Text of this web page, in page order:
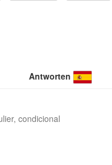
Antworten
condicional